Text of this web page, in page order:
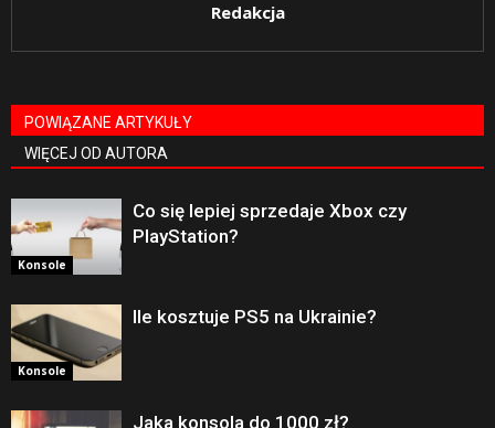
Redakcja
POWIĄZANE ARTYKUŁY
WIĘCEJ OD AUTORA
Konsole
Co się lepiej sprzedaje Xbox czy
PlayStation?
Konsole
Ile kosztuje PS5 na Ukrainie?
Jaka konsola do 1000 zł?